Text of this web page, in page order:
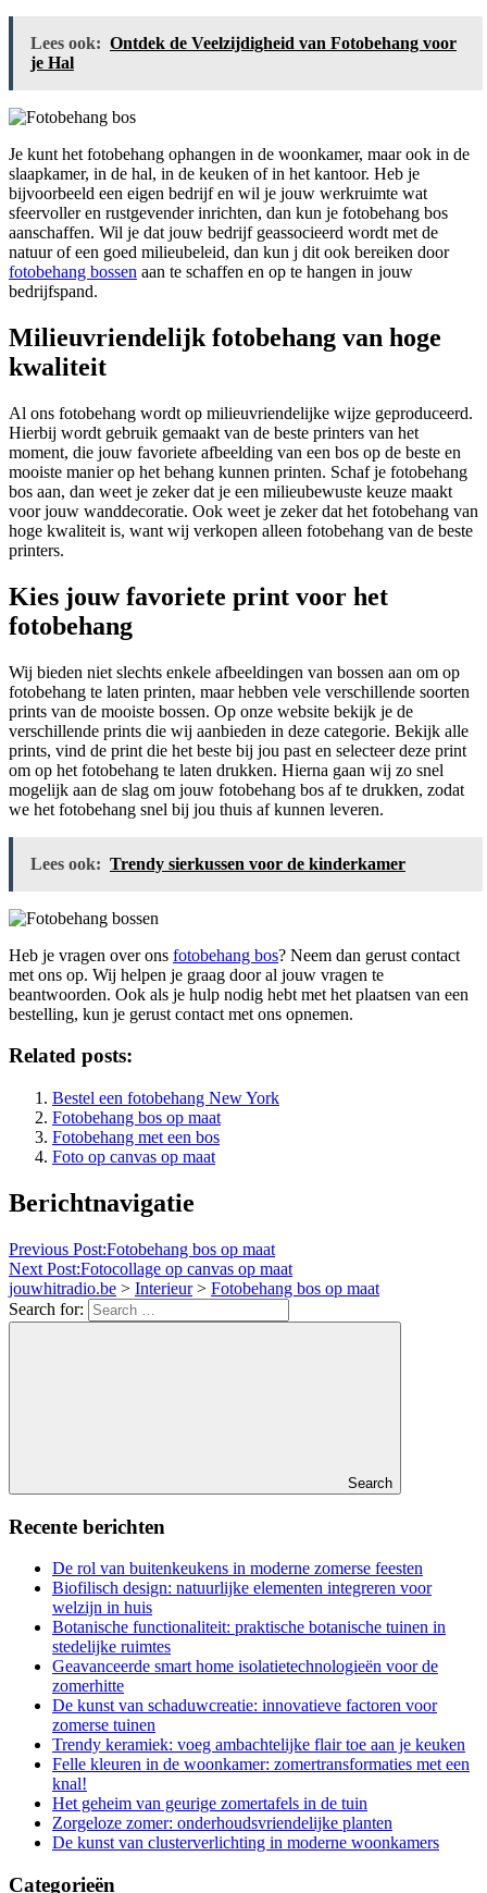
Lees ook: Ontdek de Veelzijdigheid van Fotobehang voor
je Hal
Je kunt het fotobehang ophangen in de woonkamer, maar ook in de
slaapkamer, in de hal, in de keuken of in het kantoor. Heb je
bijvoorbeeld een eigen bedrijf en wil je jouw werkruimte wat
sfeervoller en rustgevender inrichten, dan kun je fotobehang bos
aanschaffen. Wil je dat jouw bedrijf geassocieerd wordt met de
natuur of een goed milieubeleid, dan kun j dit ook bereiken door
fotobehang bossen aan te schaffen en op te hangen in jouw
bedrijfspand.
Milieuvriendelijk fotobehang van hoge
kwaliteit
Al ons fotobehang wordt op milieuvriendelijke wijze geproduceerd.
Hierbij wordt gebruik gemaakt van de beste printers van het
moment, die jouw favoriete afbeelding van een bos op de beste en
mooiste manier op het behang kunnen printen. Schaf je fotobehang
bos aan, dan weet je zeker dat je een milieubewuste keuze maakt
voor jouw wanddecoratie. Ook weet je zeker dat het fotobehang van
hoge kwaliteit is, want wij verkopen alleen fotobehang van de beste
printers.
Kies jouw favoriete print voor het
fotobehang
Wij bieden niet slechts enkele afbeeldingen van bossen aan om op
fotobehang te laten printen, maar hebben vele verschillende soorten
prints van de mooiste bossen. Op onze website bekijk je de
verschillende prints die wij aanbieden in deze categorie. Bekijk alle
prints, vind de print die het beste bij jou past en selecteer deze print
om op het fotobehang te laten drukken. Hierna gaan wij zo snel
mogelijk aan de slag om jouw fotobehang bos af te drukken, zodat
we het fotobehang snel bij jou thuis af kunnen leveren.
Lees ook: Trendy sierkussen voor de kinderkamer
Heb je vragen over ons fotobehang bos? Neem dan gerust contact
met ons op. Wij helpen je graag door al jouw vragen te
beantwoorden. Ook als je hulp nodig hebt met het plaatsen van een
bestelling, kun je gerust contact met ons opnemen.
Related posts:
Bestel een fotobehang New York
Fotobehang bos op maat
Fotobehang met een bos
Foto op canvas op maat
Berichtnavigatie
Previous Post:Fotobehang bos op maat
Next Post:Fotocollage op canvas op maat
jouwhitradio.be > Interieur> Fotobehang bos op maat
Search for:
Search
Recente berichten
De rol van buitenkeukens in moderne zomerse feesten
Biofilisch design: natuurlijke elementen integreren voor
welzijn in huis
Botanische functionaliteit: praktische botanische tuinen in
stedelijke ruimtes
Geavanceerde smart home isolatietechnologieën voor de
zomerhitte
De kunst van schaduwcreatie: innovatieve factoren voor
zomerse tuinen
Trendy keramiek: voeg ambachtelijke flair toe aan je keuken
Felle kleuren in de woonkamer: zomertransformaties met een
knal!
Het geheim van geurige zomertafels in de tuin
Zorgeloze zomer: onderhoudsvriendelijke planten
De kunst van clusterverlichting in moderne woonkamers
Categorieën